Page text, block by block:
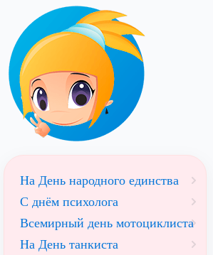
На День народного единства
С днём психолога
Всемирный день мотоциклиста
На День танкиста